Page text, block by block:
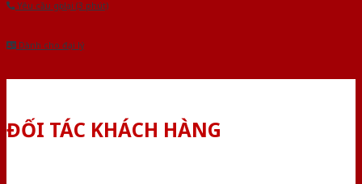
Yêu cầu gọi lại (3 phút)
Dành cho đại lý
ĐỐI TÁC KHÁCH HÀNG